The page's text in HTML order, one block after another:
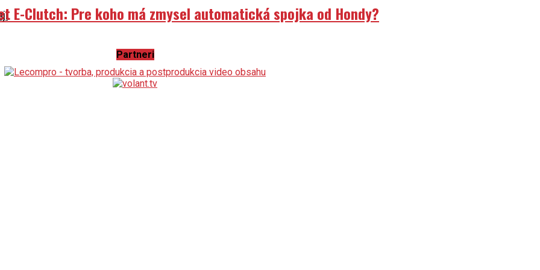
motorkársku komunitu
E-Clutch: Pre koho má zmysel automatická spojka od Hondy?
Partneri